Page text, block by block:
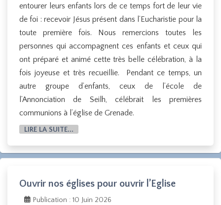
entourer leurs enfants lors de ce temps fort de leur vie
de foi : recevoir Jésus présent dans l’Eucharistie pour la
toute première fois. Nous remercions toutes les
personnes qui accompagnent ces enfants et ceux qui
ont préparé et animé cette très belle célébration, à la
fois joyeuse et très recueillie. Pendant ce temps, un
autre groupe d’enfants, ceux de l’école de
l’Annonciation de Seilh, célébrait les premières
communions à l’église de Grenade.
LIRE LA SUITE...
Ouvrir nos églises pour ouvrir l’Eglise
Publication : 10 Juin 2026